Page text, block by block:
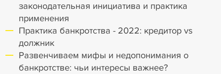
законодательная инициатива и практика
применения
Практика банкротства - 2022: кредитор vs
должник
Развенчиваем мифы и недопонимания о
банкротстве: чьи интересы важнее?